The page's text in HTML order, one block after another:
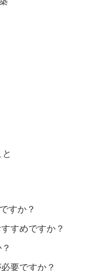
すか？
すめですか？
要ですか？